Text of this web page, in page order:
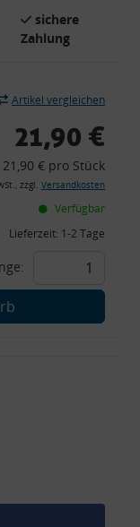
sichere
Zahlung
Artikel vergleichen
21,90 €
21,90 € pro Stück
zzgl. Versandkosten
Verfügbar
Lieferzeit: 1-2 Tage